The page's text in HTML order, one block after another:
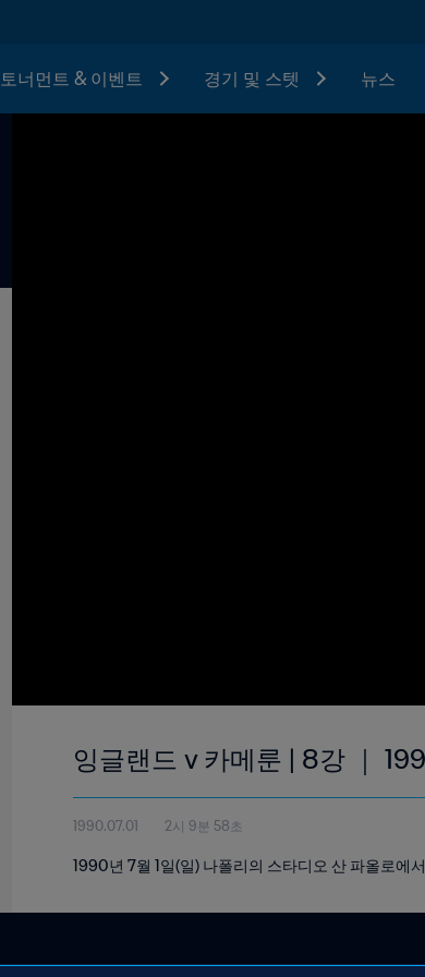
토너먼트 & 이벤트 경기 및 스텟 뉴스
잉글랜드 v 카메룬 | 8강 ｜
1990.07.01 2시 9분 58초
1990년 7월 1일(일) 나폴리의 스타디오 산 파올로에